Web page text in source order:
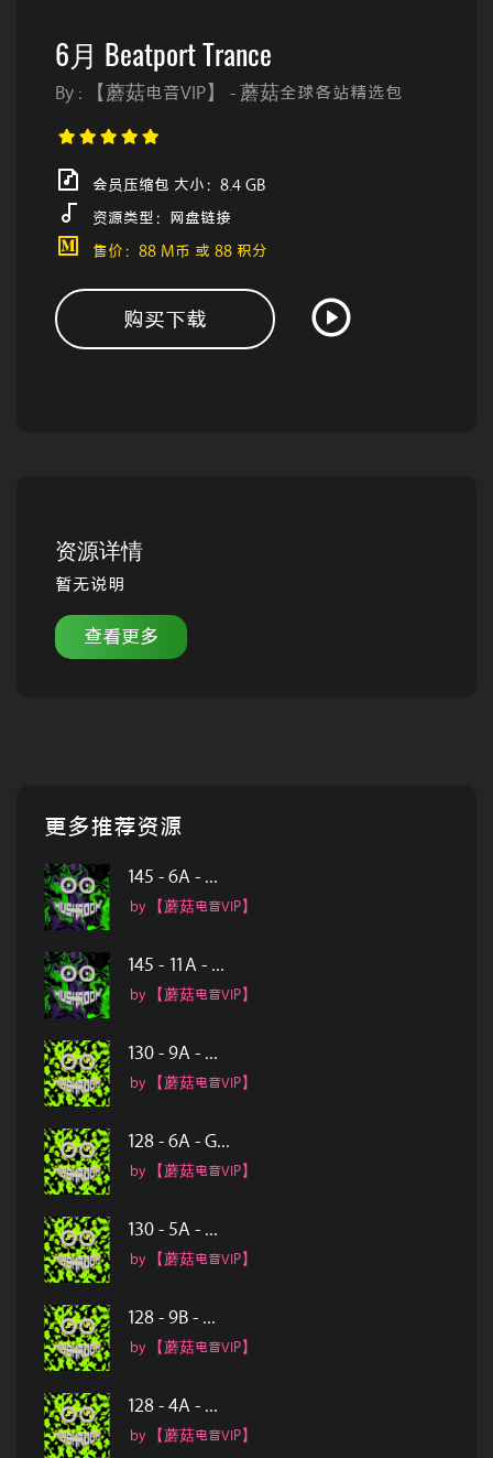
6月 Beatport Trance
By : 【蘑菇电音VIP】 - 蘑菇全球各站精选包
会员压缩包 大小：8.4 GB
资源类型：网盘链接
售价：88 M币 或 88 积分
购买下载
资源详情
暂无说明
查看更多
更多推荐资源
145 - 6A - ...
by 【蘑菇电音VIP】
145 - 11A - ...
by 【蘑菇电音VIP】
130 - 9A - ...
by 【蘑菇电音VIP】
128 - 6A - G...
by 【蘑菇电音VIP】
130 - 5A - ...
by 【蘑菇电音VIP】
128 - 9B - ...
by 【蘑菇电音VIP】
128 - 4A - ...
by 【蘑菇电音VIP】